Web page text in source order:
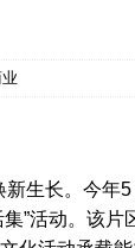
生长。今年
”活动。该